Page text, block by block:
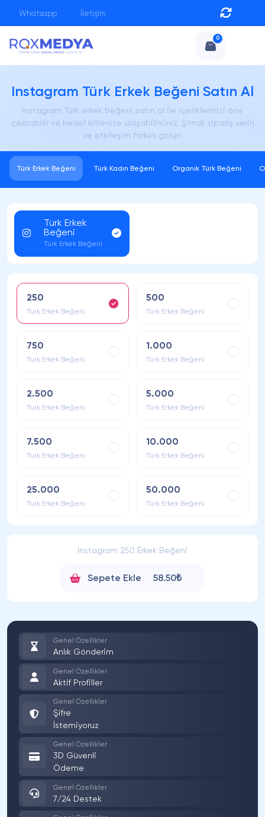
Whatsapp İletişim
0
Instagram Türk Erkek Beğeni Satın Al
Instagram Türk erkek beğeni satın al ile içeriklerinizi öne
çıkarabilir ve hedef kitlenize ulaşabilirsiniz. Şimdi sipariş verin
ve etkileşim farkını görün.
Türk Erkek Beğeni Türk Kadın Beğeni Organik Türk Beğeni
Türk Erkek
Beğeni
Türk Erkek Beğeni
250
Türk Erkek Beğeni
500
Türk Erkek Beğeni
750
Türk Erkek Beğeni
1.000
Türk Erkek Beğeni
2.500
Türk Erkek Beğeni
5.000
Türk Erkek Beğeni
7.500
Türk Erkek Beğeni
10.000
Türk Erkek Beğeni
25.000
Türk Erkek Beğeni
50.000
Türk Erkek Beğeni
Instagram 250 Erkek Beğeni
Sepete Ekle 58.50₺
Genel Özellikler
Anlık Gönderim
Genel Özellikler
Aktif Profiller
Genel Özellikler
Şifre
İstemiyoruz
Genel Özellikler
3D Güvenli
Ödeme
Genel Özellikler
7/24 Destek